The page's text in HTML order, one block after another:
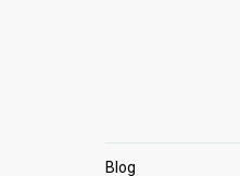
Blog